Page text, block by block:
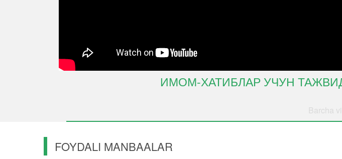
ИМОМ-ХАТИБЛАР УЧУН
Barcha
FOYDALI MANBAALAR